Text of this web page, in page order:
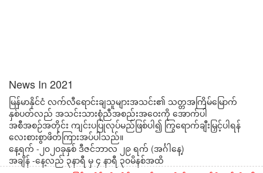
News In 2021
မြန်မာနိုင်ငံ လက်လီ‌ရောင်းချသူများအသင်း၏ သတ္တအကြိမ်မြောက်
နှစ်ပတ်လည် အသင်းသားစုံညီအစည်းအဝေးကို အောက်ပါ
အစီအစဉ်အတိုင်း ကျင်းပပြုလုပ်မည်ဖြစ်ပါ၍ ကြွရောက်ချီးမြှင့်ပါရန်
လေးစားစွာဖိတ်ကြားအပ်ပါသည်။
နေ့ရက် -၂၀၂၀ခုနှစ် ဒီဇင်ဘာလ ၂၉ ရက် (အင်္ဂါနေ့)
အချိန် -နေ့လည် ၃နာရီ မှ ၄ နာရီ ၃၀မိနစ်အထိ